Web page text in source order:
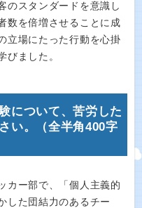
のスタンダードを意識し
数を倍増させることに成
立場にたった行動を心掛
びました。
について、苦労した
い。（全半角400字
カー部で、「個人主義的
した団結力のあるチー